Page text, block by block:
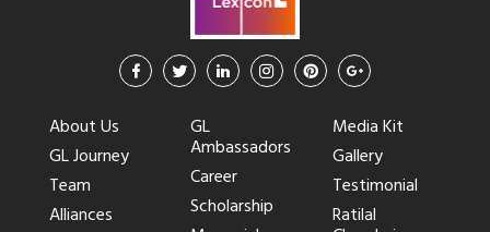
About Us
GL Journey
Team
Alliances
GL
Ambassadors
Career
Scholarship
Media Kit
Gallery
Testimonial
Ratilal